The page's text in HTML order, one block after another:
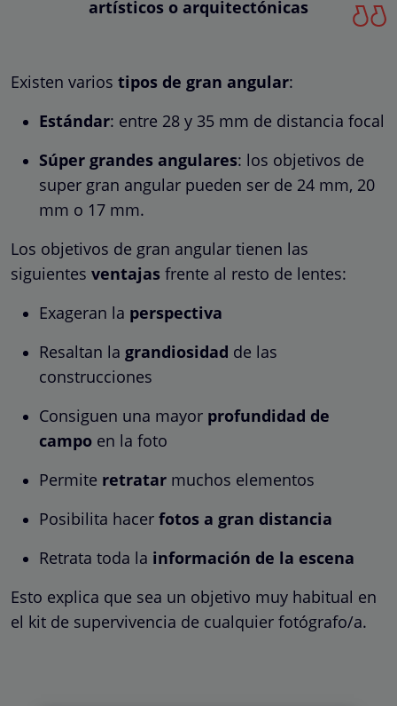
artísticos o arquitectónicas
Existen varios tipos de gran angular:
Estándar: entre 28 y 35 mm de distancia focal
Súper grandes angulares: los objetivos de
super gran angular pueden ser de 24 mm, 20
mm o 17 mm.
Los objetivos de gran angular tienen las
siguientes ventajas frente al resto de lentes:
Exageran la perspectiva
Resaltan la grandiosidad de las
construcciones
Consiguen una mayor profundidad de
campo en la foto
Permite retratar muchos elementos
Posibilita hacer fotos a gran distancia
Retrata toda la información de la escena
Esto explica que sea un objetivo muy habitual en
el kit de supervivencia de cualquier fotógrafo/a.